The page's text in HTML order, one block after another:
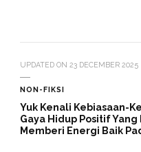
UPDATED ON 23 DECEMBER 2025
NON-FIKSI
Yuk Kenali Kebiasaan-
Gaya Hidup Positif Yang
Memberi Energi Baik